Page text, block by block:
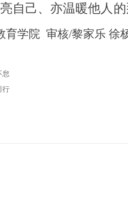
自己、亦温暖他人
育学院 审核/黎家乐 徐
怠
行